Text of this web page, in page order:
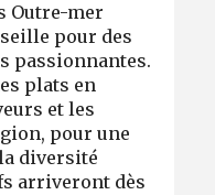
Outre-mer
pour des
passionnantes.
plats en
et les
pour une
diversité
arriveront dès